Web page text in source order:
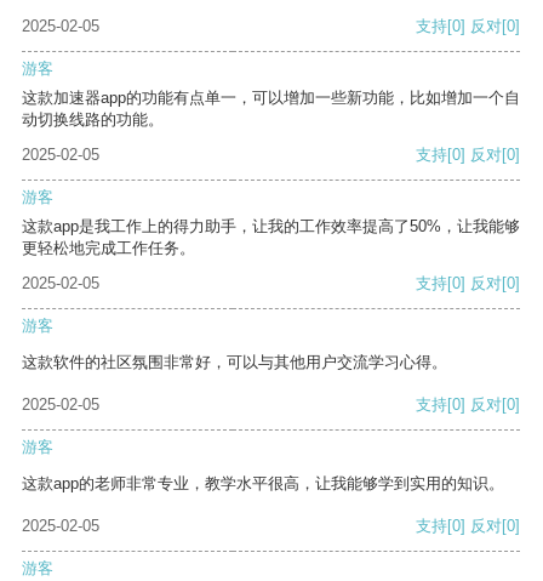
2025-02-05 支持[0] 反对[0]
游客
这款加速器app的功能有点单一，可以增加一些新功能，比如增加一个自
动切换线路的功能。
2025-02-05
支持[0] 反对[0]
游客
这款app是我工作上的得力助手，让我的工作效率提高了50%，让我能够
更轻松地完成工作任务。
2025-02-05
支持[0] 反对[0]
游客
这款软件的社区氛围非常好，可以与其他用户交流学习心得。
2025-02-05 支持[0] 反对[0]
游客
这款app的老师非常专业，教学水平很高，让我能够学到实用的知识。
2025-02-05 支持[0] 反对[0]
游客